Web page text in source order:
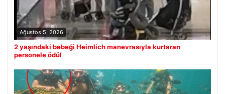
Ağustos 5, 2026
2 yaşındaki bebeği Heimlich manevrasıyla kurtaran
personele ödül